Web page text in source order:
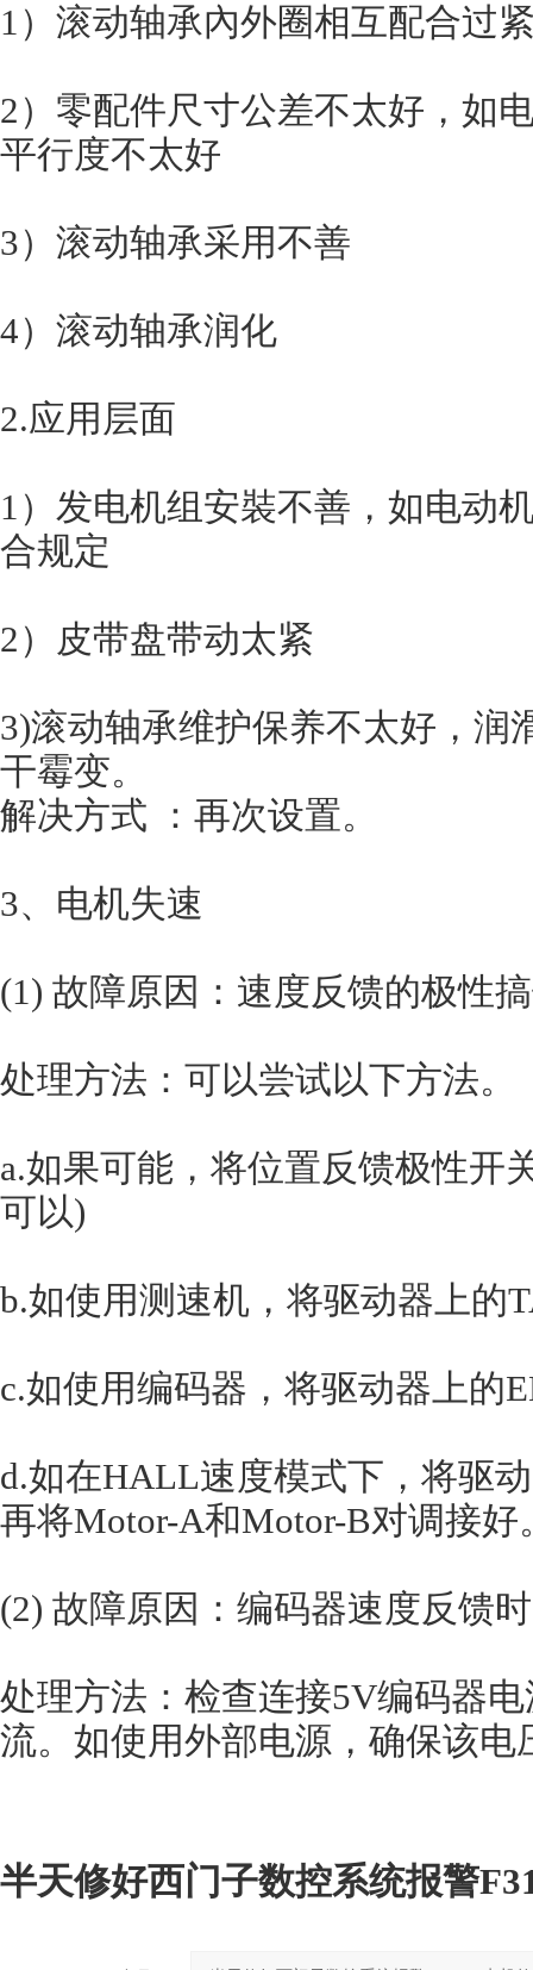
1）滚动轴承內外圈相互配合过
2）零配件尺寸公差不太好，如
平行度不太好
3）滚动轴承采用不善
4）滚动轴承润化
2.应用层面
1）发电机组安裝不善，如电动
合规定
2）皮带盘带动太紧
3)滚动轴承维护保养不太好，润
干霉变。
解决方式 ：再次设置。
3、电机失速
(1) 故障原因：速度反馈的极性
处理方法：可以尝试以下方法。
a.如果可能，将位置反馈极性开
可以)
b.如使用测速机，将驱动器上的
c.如使用编码器，将驱动器上的
d.如在HALL速度模式下，将驱
再将Motor-A和Motor-B对调接好
(2) 故障原因：编码器速度反馈
处理方法：检查连接5V编码器
流。如使用外部电源，确保该
半天修好西门子数控系统报警